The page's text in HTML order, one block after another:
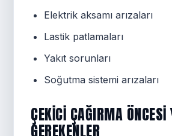
Elektrik aksamı arızaları
Lastik patlamaları
Yakıt sorunları
Soğutma sistemi arızaları
ÇEKICI ÇAĞIRMA
GEREKENLER